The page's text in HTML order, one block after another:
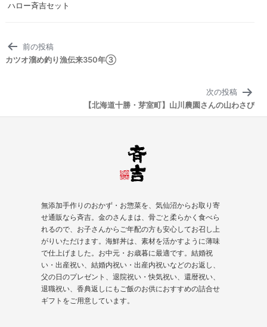
ハロー斉吉セット
投
稿
前の投稿
カツオ溜め釣り漁伝来350年③
次の投稿
【北海道十勝・芽室町】山川農園さんの山わさび
無添加手作りのおかず・お惣菜を、気仙沼からお取り寄
せ通販なら斉吉。金のさんまは、骨ごと柔らかく食べら
れるので、お子さんからご年配の方も安心してお召し上
がりいただけます。海鮮丼は、素材を活かすように薄味
で仕上げました。お中元・お歳暮に最適です。結婚祝
い・出産祝い、結婚内祝い・出産内祝いなどのお返し、
父の日のプレゼント、 退院祝い・快気祝い、 還暦祝い、
退職祝い、香典返しにもご飯のお供におすすめの詰合せ
ギフトをご用意しています。